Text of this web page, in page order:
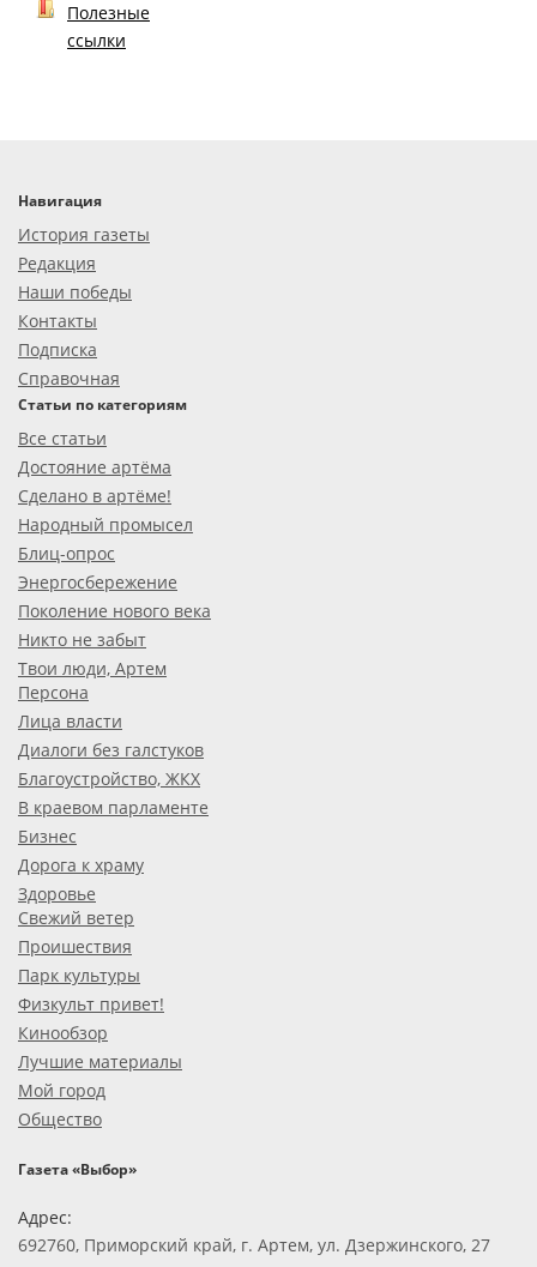
Полезные
ссылки
Навигация
История газеты
Редакция
Наши победы
Контакты
Подписка
Справочная
Статьи по категориям
Все статьи
Достояние артёма
Сделано в артёме!
Народный промысел
Блиц-опрос
Энергосбережение
Поколение нового века
Никто не забыт
Твои люди, Артем
Персона
Лица власти
Диалоги без галстуков
Благоустройство, ЖКХ
В краевом парламенте
Бизнес
Дорога к храму
Здоровье
Свежий ветер
Проишествия
Парк культуры
Физкульт привет!
Кинообзор
Лучшие материалы
Мой город
Общество
Газета «Выбор»
Адрес:
692760, Приморский край, г. Артем, ул. Дзержинского, 27